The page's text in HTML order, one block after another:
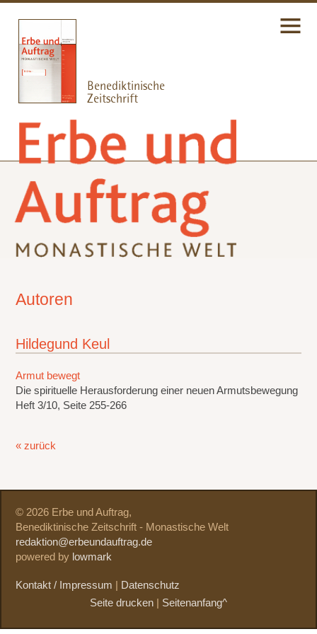
Autoren
Hildegund Keul
Armut bewegt
Die spirituelle Herausforderung einer neuen Armutsbewegung
Heft 3/10, Seite 255-266
« zurück
© 2026 Erbe und Auftrag,
Benediktinische Zeitschrift - Monastische Welt
redaktion@erbeundauftrag.de
powered by lowmark
Kontakt / Impressum
Datenschutz
Seite drucken
Seitenanfang^